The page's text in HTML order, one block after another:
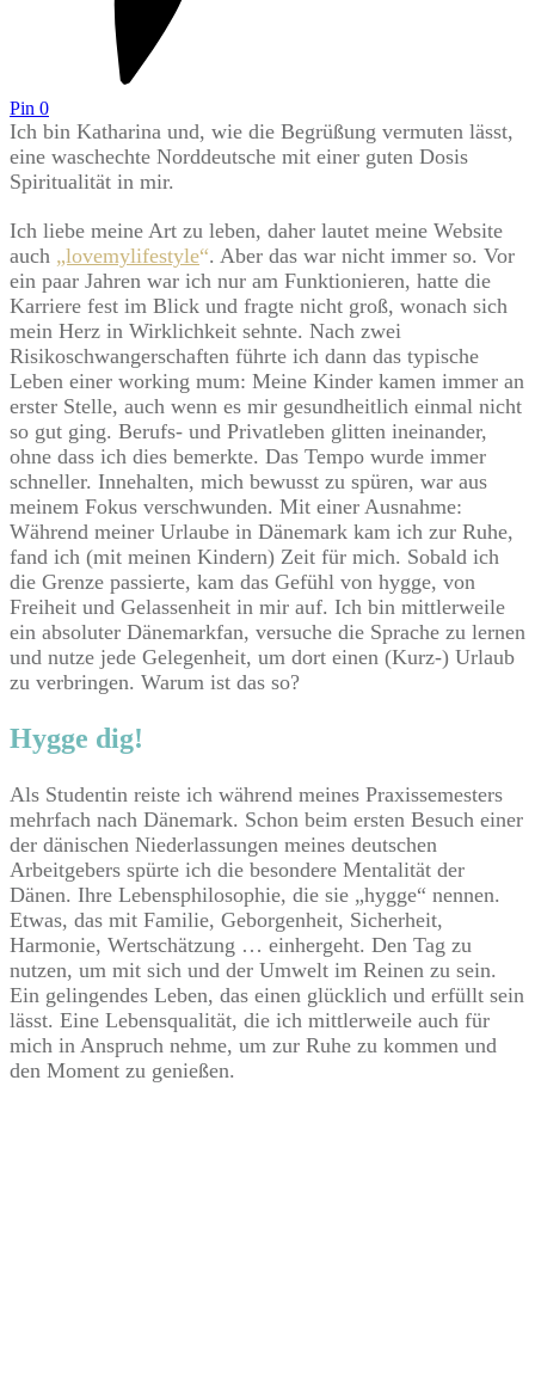
Pin 0
Ich bin Katharina und, wie die Begrüßung vermuten lässt,
eine waschechte Norddeutsche mit einer guten Dosis
Spiritualität in mir.
Ich liebe meine Art zu leben, daher lautet meine Website
auch „lovemylifestyle“. Aber das war nicht immer so. Vor
ein paar Jahren war ich nur am Funktionieren, hatte die
Karriere fest im Blick und fragte nicht groß, wonach sich
mein Herz in Wirklichkeit sehnte. Nach zwei
Risikoschwangerschaften führte ich dann das typische
Leben einer working mum: Meine Kinder kamen immer an
erster Stelle, auch wenn es mir gesundheitlich einmal nicht
so gut ging. Berufs- und Privatleben glitten ineinander,
ohne dass ich dies bemerkte. Das Tempo wurde immer
schneller. Innehalten, mich bewusst zu spüren, war aus
meinem Fokus verschwunden. Mit einer Ausnahme:
Während meiner Urlaube in Dänemark kam ich zur Ruhe,
fand ich (mit meinen Kindern) Zeit für mich. Sobald ich
die Grenze passierte, kam das Gefühl von hygge, von
Freiheit und Gelassenheit in mir auf. Ich bin mittlerweile
ein absoluter Dänemarkfan, versuche die Sprache zu lernen
und nutze jede Gelegenheit, um dort einen (Kurz-) Urlaub
zu verbringen. Warum ist das so?
​Hygg​​​​e dig!
​Als Studentin reiste ich während meines Praxissemesters
mehrfach nach Dänemark. Schon beim ersten Besuch einer
der dänischen Niederlassungen meines deutschen
Arbeitgebers spürte ich die besondere Mentalität der
Dänen. Ihre Lebensphilosophie, die sie „hygge“ nennen.
Etwas, das mit Familie, Geborgenheit, Sicherheit,
Harmonie, Wertschätzung … einhergeht. Den Tag zu
nutzen, um mit sich und der Umwelt im Reinen zu sein.
Ein gelingendes Leben, das einen glücklich und erfüllt sein
lässt. Eine Lebensqualität, die ich mittlerweile auch für
mich in Anspruch nehme, um zur Ruhe zu kommen und
den Moment zu genießen.